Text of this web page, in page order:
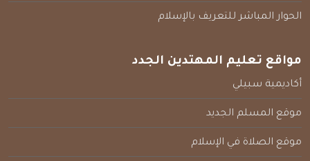
الحوار المباشر للتعريف بالإسلام
مواقع تعليم المهتدين الجدد
أكاديمية سبيلي
موقع المسلم الجديد
موقع الصلاة في الإسلام